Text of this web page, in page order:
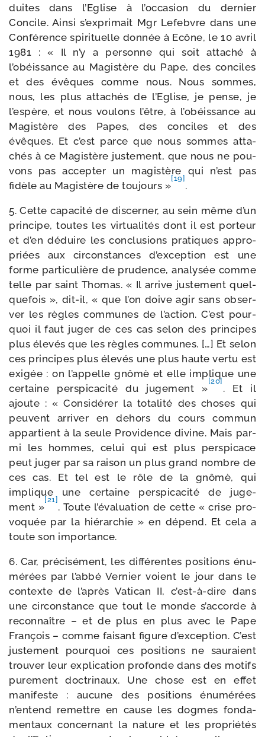
duites dans l’Eglise à l’occasion du der­nier
Concile. Ainsi s’exprimait Mgr Lefebvre dans une
Conférence spi­ri­tuelle don­née à Ecône, le 10 avril
1981 : « Il n’y a per­sonne qui soit atta­ché à
l’obéissance au Magistère du Pape, des conciles
et des évêques comme nous. Nous sommes,
nous, les plus atta­chés de l’Eglise, je pense, je
l’espère, et nous vou­lons l’être, à l’obéissance au
Magistère des Papes, des conciles et des
évêques. Et c’est parce que nous sommes atta­
chés à ce Magistère jus­te­ment, que nous ne pou­
vons pas accep­ter un magis­tère qui n’est pas
fidèle au Magistère de tou­jours »
[19]
.
5. Cette capa­ci­té de dis­cer­ner, au sein même d’un
prin­cipe, toutes les vir­tua­li­tés dont il est por­teur
et d’en déduire les conclu­sions pra­tiques appro­
priées aux cir­cons­tances d’exception est une
forme par­ti­cu­lière de pru­dence, ana­ly­sée comme
telle par saint Thomas. « Il arrive jus­te­ment quel­
que­fois », dit-​il, « que l’on doive agir sans obser­
ver les règles com­munes de l’action. C’est pour­
quoi il faut juger de ces cas selon des prin­cipes
plus éle­vés que les règles com­munes. […] Et selon
ces prin­cipes plus éle­vés une plus haute ver­tu est
exi­gée : on l’appelle gnô­mè et elle implique une
cer­taine pers­pi­ca­ci­té du juge­ment »
[20]
. Et il
ajoute : « Considérer la tota­li­té des choses qui
peuvent arri­ver en dehors du cours com­mun
appar­tient à la seule Providence divine. Mais par­
mi les hommes, celui qui est plus pers­pi­cace
peut juger par sa rai­son un plus grand nombre de
ces cas. Et tel est le rôle de la gnô­mè, qui
implique une cer­taine pers­pi­ca­ci­té de juge­
ment »
[21]
. Toute l’évaluation de cette « crise pro­
vo­quée par la hié­rar­chie » en dépend. Et cela a
toute son importance.
6. Car, pré­ci­sé­ment, les dif­fé­rentes posi­tions énu­
mé­rées par l’abbé Vernier voient le jour dans le
contexte de l’après Vatican II, c’est-à-dire dans
une cir­cons­tance que tout le monde s’accorde à
recon­naître – et de plus en plus avec le Pape
François – comme fai­sant figure d’exception. C’est
jus­te­ment pour­quoi ces posi­tions ne sau­raient
trou­ver leur expli­ca­tion pro­fonde dans des motifs
pure­ment doc­tri­naux. Une chose est en effet
mani­feste : aucune des posi­tions énu­mé­rées
n’entend remettre en cause les dogmes fon­da­
men­taux concer­nant la nature et les pro­prié­tés